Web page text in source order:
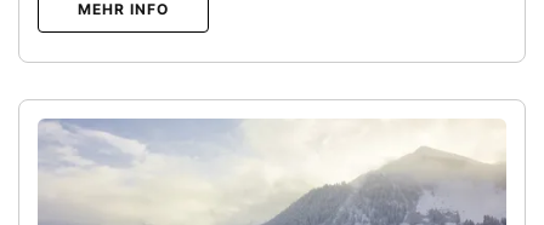
MEHR INFO